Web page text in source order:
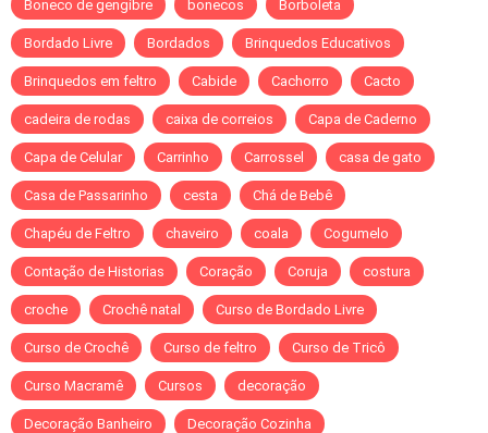
Boneco de gengibre bonecos Borboleta
Bordado Livre Bordados Brinquedos Educativos
Brinquedos em feltro Cabide Cachorro Cacto
cadeira de rodas caixa de correios Capa de Caderno
Capa de Celular Carrinho Carrossel casa de gato
Casa de Passarinho cesta Chá de Bebê
Chapéu de Feltro chaveiro coala Cogumelo
Contação de Historias Coração Coruja costura
croche Crochê natal Curso de Bordado Livre
Curso de Crochê Curso de feltro Curso de Tricô
Curso Macramê Cursos decoração
Decoração Banheiro Decoração Cozinha